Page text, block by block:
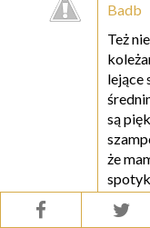
Badb
Też
lejące
są
że
Tak
się z